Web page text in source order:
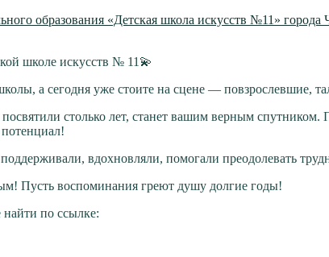
образования «Детская школа искусств №11» города
школе искусств № 11💫
а сегодня уже стоите на сцене — повзрослевшие,
столько лет, станет вашим верным
вдохновляли, помогали преодолевать
Пусть воспоминания греют душу долгие годы!
по ссылке: